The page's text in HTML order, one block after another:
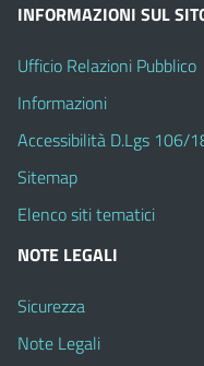
INFORMAZIONI SUL
Ufficio Relazioni Pubblico
Informazioni
Accessibilità D.Lgs 106/
Sitemap
Elenco siti tematici
NOTE LEGALI
Sicurezza
Note Legali